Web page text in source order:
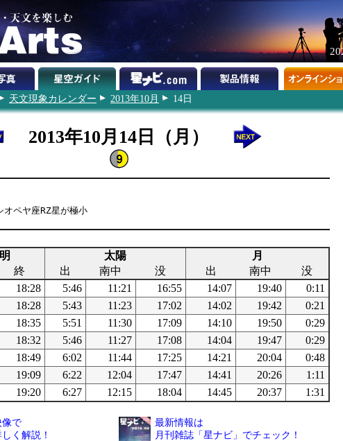
天文現象カレンダー 2013年10月 14日
2013年10月14日（月）
ペヤ座RZ星が極小
太陽
月
終 出 南中 没 出 南中
没
18:28 5:46 11:21 16:55 14:07 19:40
0:11
18:28 5:43 11:23 17:02 14:02 19:42
0:21
18:35 5:51 11:30 17:09 14:10 19:50
0:29
18:32 5:46 11:27 17:08 14:04 19:47
0:29
18:49 6:02 11:44 17:25 14:21 20:04
0:48
19:09 6:22 12:04 17:47 14:41 20:26
1:11
19:20 6:27 12:15 18:04 14:45 20:37 1:31
像で
く解説！
最新情報は
月刊雑誌「星ナビ」でチェック！